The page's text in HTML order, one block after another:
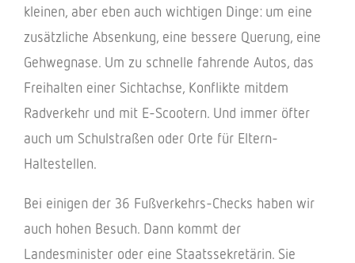
kleinen, aber eben auch wichtigen Dinge: um eine
zusätzliche Absenkung, eine bessere Querung, eine
Gehwegnase. Um zu schnelle fahrende Autos, das
Freihalten einer Sichtachse, Konflikte mitdem
Radverkehr und mit E-Scootern. Und immer öfter
auch um Schulstraßen oder Orte für Eltern-
Haltestellen.
Bei einigen der 36 Fußverkehrs-Checks haben wir
auch hohen Besuch. Dann kommt der
Landesminister oder eine Staatssekretärin. Sie